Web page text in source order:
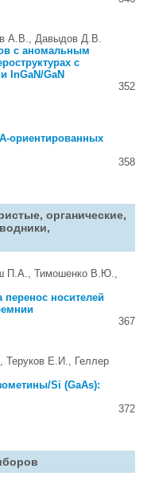
А.В., Давыдов Д.В.
с аномальным
с
InGaN/GaN
352
ориентированных
358
органические,
П.А., Тимошенко В.Ю.,
перенос носителей
367
Е.И., Геллер
Si (GaAs):
372